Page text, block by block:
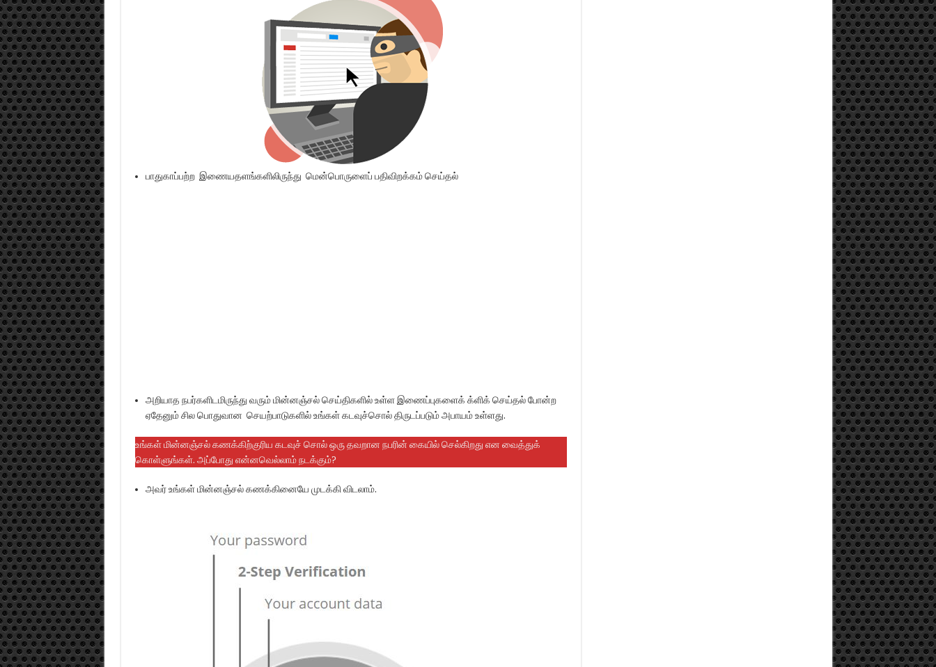
பாதுகாப்பற்ற இணையதளங்களிலிருந்து மென்பொருளைப் பதிவிறக்கம் செய்தல்
அறியாத நபர்களிடமிருந்து வரும் மின்னஞ்சல் செய்திகளில் உள்ள இணைப்புகளைக் க்ளிக் செய்தல் போன்ற
ஏதேனும் சில பொதுவான செயற்பாடுகளில் உங்கள் கடவுச்சொல் திருடப்படும் அபாயம் உள்ளது.
உங்கள் மின்னஞ்சல் கணக்கிற்குரிய கடவுச் சொல் ஒரு தவறான நபரின் கையில் செல்கிறது என வைத்துக்
கொள்ளுங்கள். அப்போது என்னவெல்லாம் நடக்கும்?
அவர் உங்கள் மின்னஞ்சல் கணக்கினையே முடக்கி விடலாம்.